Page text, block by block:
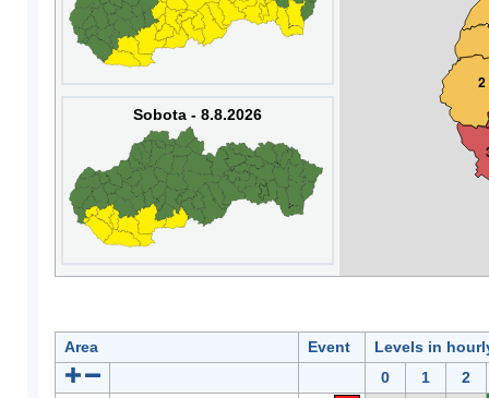
Sobota - 8.8.2026
2
Area Event
Levels in
0
1
2